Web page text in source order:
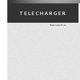
TELECHARGER